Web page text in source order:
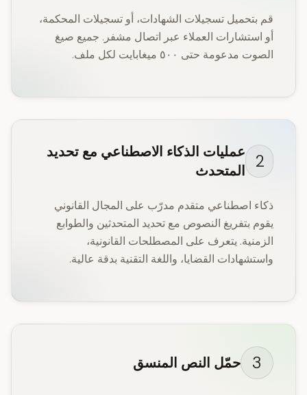
قم بتحميل تسجيلات الشهادات، أو تسجيلات المحكمة،
أو استشارات العملاء عبر اتصال مشفر. جميع صيغ
الصوت مدعومة حتى ٥٠٠ ميغابايت لكل ملف.
2
عمليات الذكاء الاصطناعي مع تحديد
المتحدث
ذكاء اصطناعي متقدم مدرّب على المجال القانوني
يقوم بتفريغ النصوص مع تحديد المتحدثين والطوابع
الزمنية. يتعرف على المصطلحات القانونية،
واستشهادات القضايا، واللغة التقنية بدقة عالية.
3 حمّل النص المنسق